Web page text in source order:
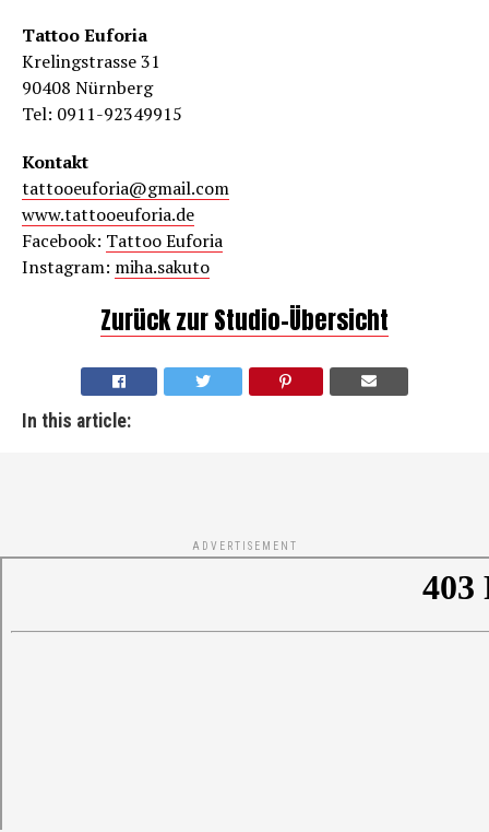
Tattoo Euforia
Krelingstrasse 31
90408 Nürnberg
Tel: 0911-92349915
Kontakt
tattooeuforia@gmail.com
www.tattooeuforia.de
Facebook: Tattoo Euforia
Instagram: miha.sakuto
Zurück zur Studio-Übersicht
In this article:
ADVERTISEMENT